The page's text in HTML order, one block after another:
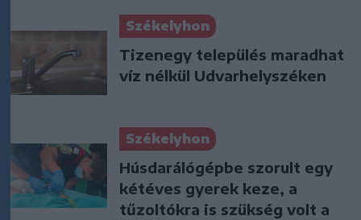
Székelyhon
Tizenegy település maradhat
víz nélkül Udvarhelyszéken
Székelyhon
Húsdarálógépbe szorult egy
kétéves gyerek keze, a
tűzoltókra is szükség volt a